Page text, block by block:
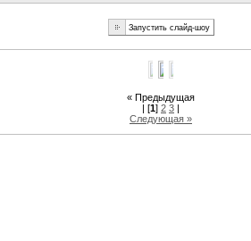
« Предыдущая
| [1] 2 3 |
Следующая »